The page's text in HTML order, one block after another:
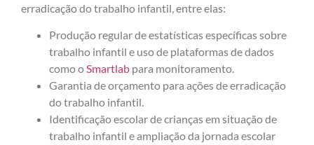
erradicação do trabalho infantil, entre elas:
Produção regular de estatísticas específicas sobre
trabalho infantil e uso de plataformas de dados
como oSmartlab para monitoramento.
Garantia de orçamento para ações de erradicação
do trabalho infantil.
Identificação escolar de crianças em situação de
trabalho infantil e ampliação da jornada escolar